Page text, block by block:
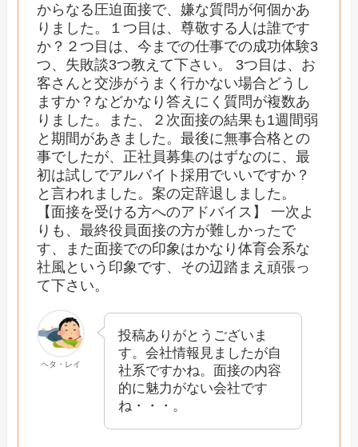
からなる圧迫面接で、嫌な質問が何個かあ
りました。１つ目は、尊敬する人は誰です
か？２つ目は、今までの仕事での成功体験3
つ、失敗談3つ教えて下さい。 3つ目は、お
客さんと交渉がうまく行かない場合どうし
ますか？などかなり答えにく質問が複数あ
りました。また、２次面接の結果も1週間弱
と期間があきました。最後に無事合格との
事でしたが、正社員募集のはずなのに、最
初は試しでアルバイト採用でいいですか？
と言われました。案の定辞退しました。
【面接を受ける方へのアドバイス】 一次よ
りも、最終役員面接の方が難しかったで
す、また面接での印象はかなり体育会系な
社風という印象です、その辺踏まえ頑張っ
て下さい。
ヘタ・レイ
投稿ありがとうございま
す。会社情報見ましたが自
社系ですかね。面接の内容
的に魅力がない会社です
ね・・・。